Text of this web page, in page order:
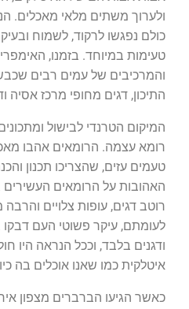
ולערוך משתים מלאי מאכלים.
כולם נפגשו לרקוד, לשמוח
טעימות במיוחד. בזמנו,
והמרכיבים של עמים רבים
התיכון, דגים מחופי מרכז אסיה
המיקום הטרנדי לבישול
רומא עצמה. הרומאים אהבו
טעמים עזים, שהצריכו תכנון
האהובות על הרומאים העשירים
רוטב דגים, עופות צלויים
לעומתם, עיקר פשוטי העם דבקו
ודגנים בלבד, וככל הנראה היו
איטלקית כמו שאנו אוכלים בה
כאשר הגיעו הברברים מצפון